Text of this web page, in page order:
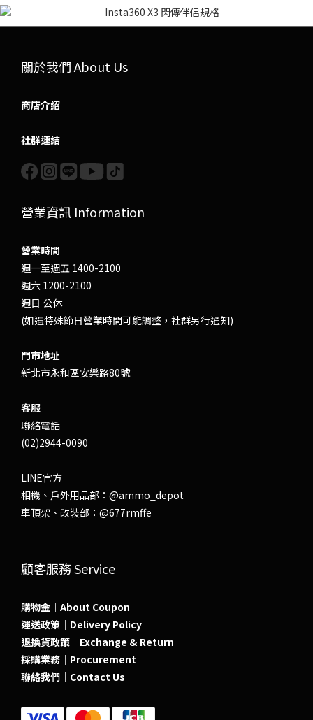
關於我們 About Us
商店介紹
社群連結
營業資訊 Information
營業時間
週一至週五 1400-2100
週六 1200-2100
週日 公休
(如遇特殊節日營業時間可能調整，社群另行通知)
門市地址
新北市永和區安樂路80號
客服
聯絡電話
(02)2944-0090
LINE官方
相機、戶外用品部： @ammo_depot
車頂架、改裝部： @677rmffe
顧客服務 Service
購物金｜About Coupon
運送政策｜Delivery Policy
退換貨政策｜Exchange & Return
採購業務｜Procurement
聯絡我們｜Contact Us